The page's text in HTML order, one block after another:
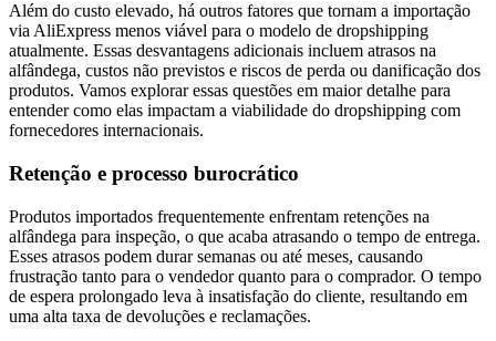
Além do custo elevado, há outros fatores que tornam a importação
via AliExpress menos viável para o modelo de dropshipping
atualmente. Essas desvantagens adicionais incluem atrasos na
alfândega, custos não previstos e riscos de perda ou danificação dos
produtos. Vamos explorar essas questões em maior detalhe para
entender como elas impactam a viabilidade do dropshipping com
fornecedores internacionais.
Retenção e processo burocrático
Produtos importados frequentemente enfrentam retenções na
alfândega para inspeção, o que acaba atrasando o tempo de entrega.
Esses atrasos podem durar semanas ou até meses, causando
frustração tanto para o vendedor quanto para o comprador. O tempo
de espera prolongado leva à insatisfação do cliente, resultando em
uma alta taxa de devoluções e reclamações.